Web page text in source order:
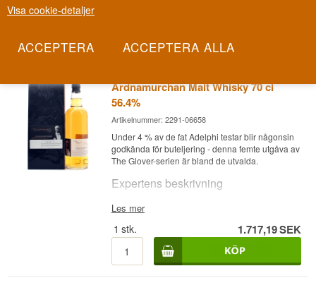
Visa cookie-detaljer
mycket få verkligt koldioxidneutrala whiskydestillerier i världen.
Ardnamurchan Malt Whisky 70 cl
56.4%
Artikelnummer: 2291-06658
Under 4 % av de fat Adelphi testar blir någonsin
godkända för buteljering - denna femte utgåva av
The Glover-serien är bland de utvalda.
Expertens beskrivning
The Glover 8 år Adelphi Chichibu Ardnamurchan
Whiskyn kombinerar maltwhisky från Chichibu
Distillery med whisky från Ardnamurchan,
Adelphis eget destilleri och det västligaste på det
Les mer
1 stk. 1.717,19SEK